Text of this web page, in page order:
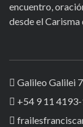
encuentro,
desde el Carisma
Galileo Galilei
+54 9 11